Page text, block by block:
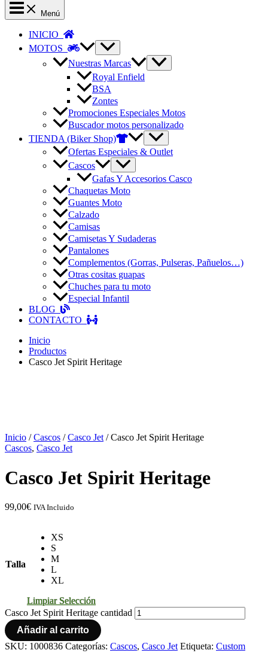
Menú
INICIO
MOTOS
Nuestras Marcas
Royal Enfield
BSA
Zontes
Promociones Especiales Motos
Buscador motos personalizado
TIENDA (Biker Shop)
Ofertas Especiales & Outlet
Cascos
Gafas Y Accesorios Casco
Chaquetas Moto
Guantes Moto
Calzado
Camisas
Camisetas Y Sudaderas
Pantalones
Complementos (Gorras, Pulseras, Pañuelos…)
Otras cositas guapas
Chuches para tu moto
Especial Infantil
BLOG
CONTACTO
Inicio
Productos
Casco Jet Spirit Heritage
Inicio /Cascos /Casco Jet / Casco Jet Spirit Heritage
Cascos, Casco Jet
Casco Jet Spirit Heritage
99,00€ IVA Incluido
Talla
XS
S
M
L
XL
Limpiar Selección
Casco Jet Spirit Heritage cantidad
Añadir al carrito
SKU: 1000836 Categorías: Cascos, Casco Jet Etiqueta: Custom